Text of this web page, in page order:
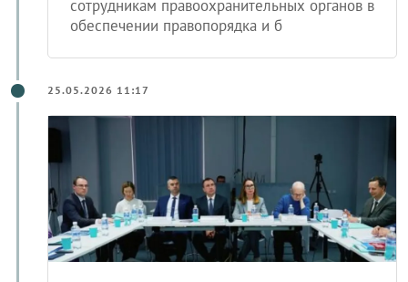
сотрудникам правоохранительных органов в
обеспечении правопорядка и б
25.05.2026 11:17